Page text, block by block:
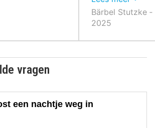
bis englischer
haben wir 72 +
Bärbel Stutzke
2025
vragen
een nachtje weg in